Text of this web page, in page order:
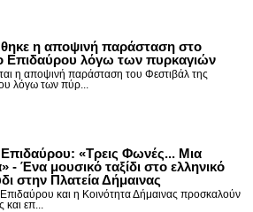
η αποψινή παράσταση στο
Επιδαύρου λόγω των πυρκαγιών
η αποψινή παράσταση του Φεστιβάλ της
λόγω των πύρ...
«Τρεις Φωνές... Μια
- Ένα μουσικό ταξίδι στο ελληνικό
στην Πλατεία Δήμαινας
και η Κοινότητα Δήμαινας προσκαλούν
και επ...